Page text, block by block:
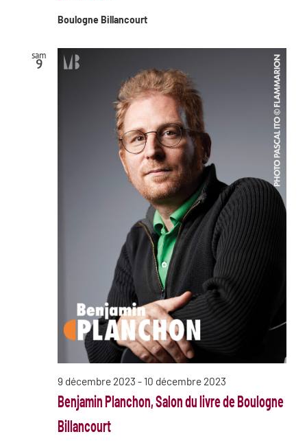
Boulogne Billancourt
sam
9
Benjamin Planchon, Salon du livre de Boulogne
Billancourt
9 décembre 2023 - 10 décembre 2023